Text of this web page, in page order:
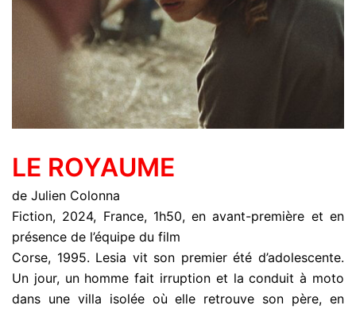
LE ROYAUME
de Julien Colonna
Fiction, 2024, France, 1h50, en avant-première et en
présence de l’équipe du film
Corse, 1995. Lesia vit son premier été d’adolescente.
Un jour, un homme fait irruption et la conduit à moto
dans une villa isolée où elle retrouve son père, en